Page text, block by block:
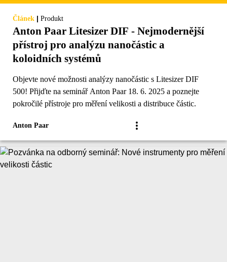
Článek | Produkt
Anton Paar Litesizer DIF - Nejmodernější
přístroj pro analýzu nanočástic a
koloidních systémů
Objevte nové možnosti analýzy nanočástic s Litesizer DIF
500! Přijďte na seminář Anton Paar 18. 6. 2025 a poznejte
pokročilé přístroje pro měření velikosti a distribuce částic.
Anton Paar